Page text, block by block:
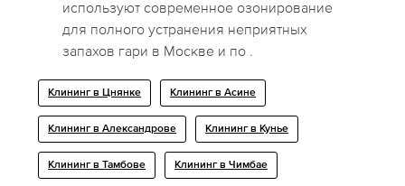
используют современное озонирование
для полного устранения неприятных
запахов гари в Москве и по .
Клининг в Цнянке Клининг в Асине
Клининг в Александрове Клининг в Кунье
Клининг в Тамбове Клининг в Чимбае